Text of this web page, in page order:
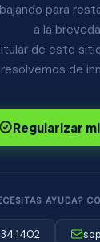
para
a la
de este
resolvemos de
Regularizar
AYUDA?
1402